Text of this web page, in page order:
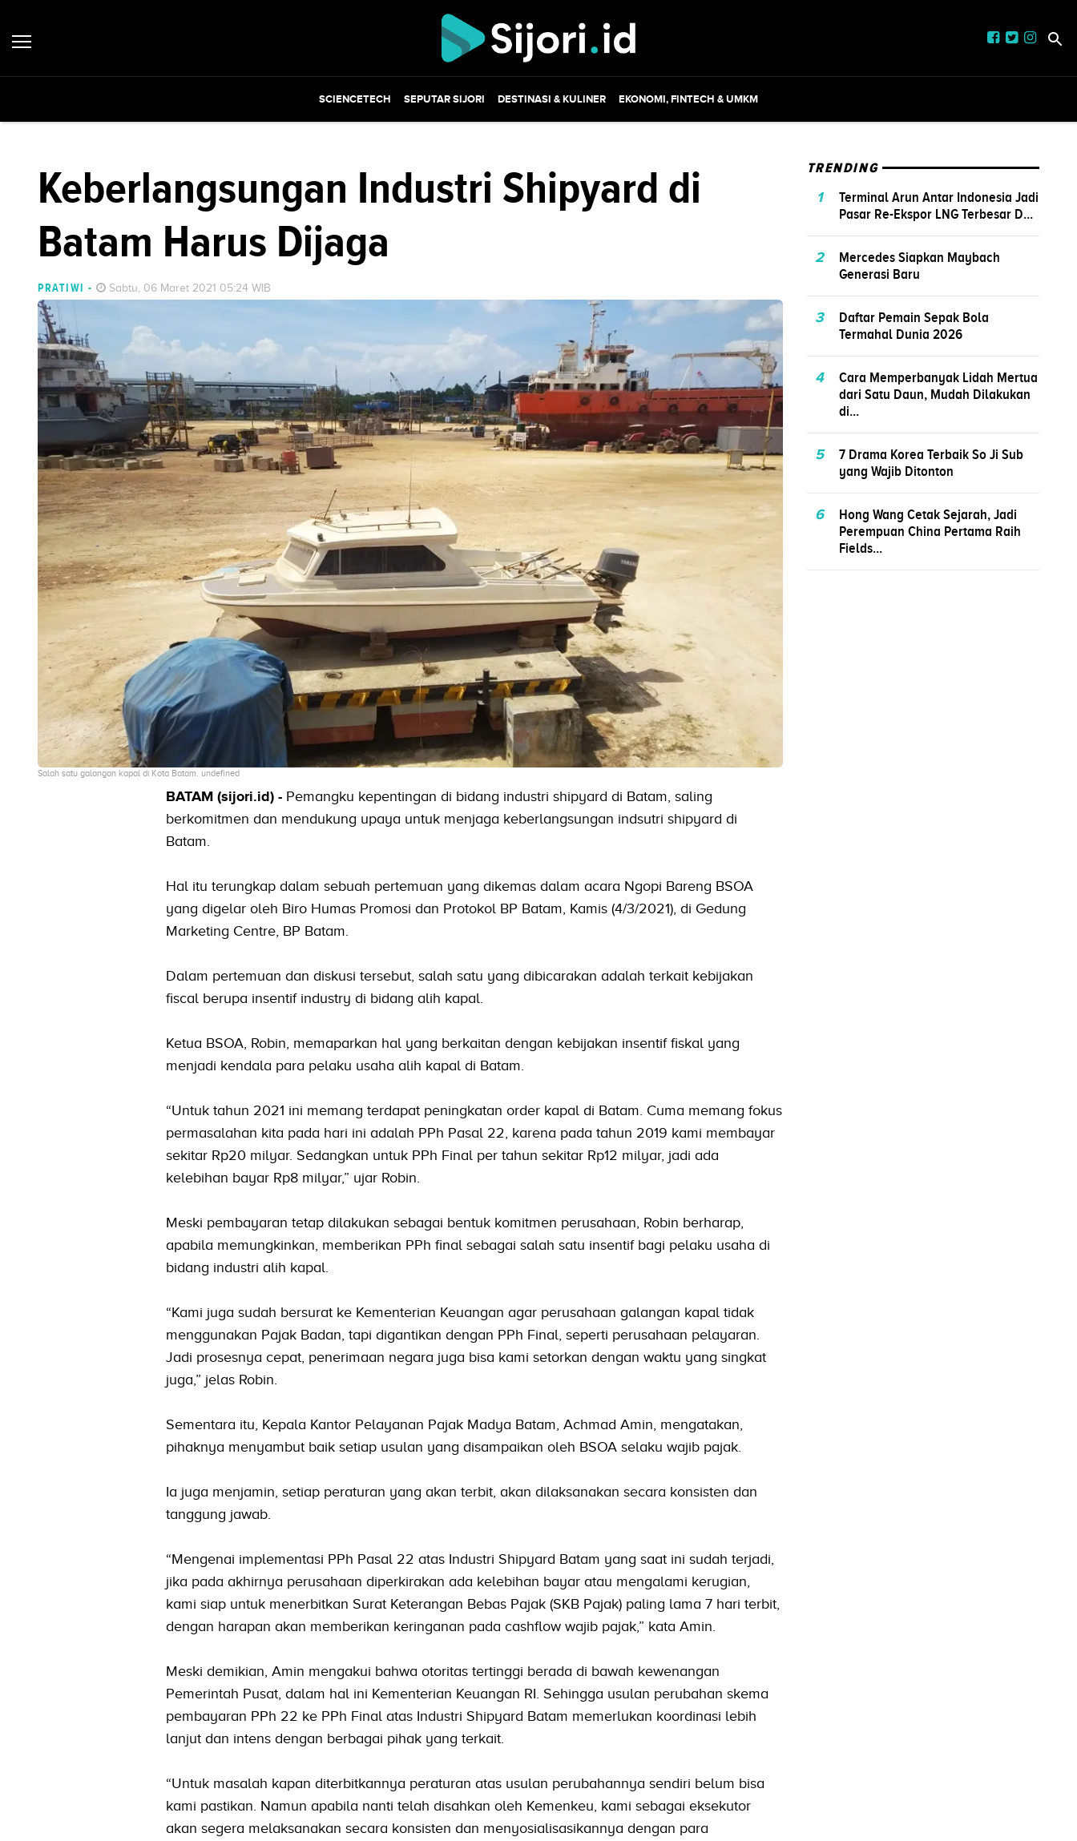
SCIENCETECH SEPUTAR SIJORI DESTINASI & KULINER EKONOMI, FINTECH & UMKM
Keberlangsungan Industri Shipyard di
Batam Harus Dijaga
PRATIWI - Sabtu, 06 Maret 2021 05:24 WIB
Salah satu galangan kapal di Kota Batam. undefined
BATAM (sijori.id) -Pemangku kepentingan di bidang industri shipyard di Batam, saling
berkomitmen dan mendukung upaya untuk menjaga keberlangsungan indsutri shipyard di
Batam.
Hal itu terungkap dalam sebuah pertemuan yang dikemas dalam acara Ngopi Bareng BSOA
yang digelar oleh Biro Humas Promosi dan Protokol BP Batam, Kamis (4/3/2021), di Gedung
Marketing Centre, BP Batam.
Dalam pertemuan dan diskusi tersebut, salah satu yang dibicarakan adalah terkait kebijakan
fiscal berupa insentif industry di bidang alih kapal.
Ketua BSOA, Robin, memaparkan hal yang berkaitan dengan kebijakan insentif fiskal yang
menjadi kendala para pelaku usaha alih kapal di Batam.
“Untuk tahun 2021 ini memang terdapat peningkatan order kapal di Batam. Cuma memang fokus
permasalahan kita pada hari ini adalah PPh Pasal 22, karena pada tahun 2019 kami membayar
sekitar Rp20 milyar. Sedangkan untuk PPh Final per tahun sekitar Rp12 milyar, jadi ada
kelebihan bayar Rp8 milyar,” ujar Robin.
Meski pembayaran tetap dilakukan sebagai bentuk komitmen perusahaan, Robin berharap,
apabila memungkinkan, memberikan PPh final sebagai salah satu insentif bagi pelaku usaha di
bidang industri alih kapal.
“Kami juga sudah bersurat ke Kementerian Keuangan agar perusahaan galangan kapal tidak
menggunakan Pajak Badan, tapi digantikan dengan PPh Final, seperti perusahaan pelayaran.
Jadi prosesnya cepat, penerimaan negara juga bisa kami setorkan dengan waktu yang singkat
juga,” jelas Robin.
Sementara itu, Kepala Kantor Pelayanan Pajak Madya Batam, Achmad Amin, mengatakan,
pihaknya menyambut baik setiap usulan yang disampaikan oleh BSOA selaku wajib pajak.
Ia juga menjamin, setiap peraturan yang akan terbit, akan dilaksanakan secara konsisten dan
tanggung jawab.
“Mengenai implementasi PPh Pasal 22 atas Industri Shipyard Batam yang saat ini sudah terjadi,
jika pada akhirnya perusahaan diperkirakan ada kelebihan bayar atau mengalami kerugian,
kami siap untuk menerbitkan Surat Keterangan Bebas Pajak (SKB Pajak) paling lama 7 hari terbit,
dengan harapan akan memberikan keringanan pada cashflow wajib pajak,” kata Amin.
Meski demikian, Amin mengakui bahwa otoritas tertinggi berada di bawah kewenangan
Pemerintah Pusat, dalam hal ini Kementerian Keuangan RI. Sehingga usulan perubahan skema
pembayaran PPh 22 ke PPh Final atas Industri Shipyard Batam memerlukan koordinasi lebih
lanjut dan intens dengan berbagai pihak yang terkait.
“Untuk masalah kapan diterbitkannya peraturan atas usulan perubahannya sendiri belum bisa
kami pastikan. Namun apabila nanti telah disahkan oleh Kemenkeu, kami sebagai eksekutor
akan segera melaksanakan secara konsisten dan menyosialisasikannya dengan para
TRENDING
1
Terminal Arun Antar Indonesia Jadi
Pasar Re-Ekspor LNG Terbesar D...
2
Mercedes Siapkan Maybach
Generasi Baru
3
Daftar Pemain Sepak Bola
Termahal Dunia 2026
4
Cara Memperbanyak Lidah Mertua
dari Satu Daun, Mudah Dilakukan
di...
5
7 Drama Korea Terbaik So Ji Sub
yang Wajib Ditonton
6
Hong Wang Cetak Sejarah, Jadi
Perempuan China Pertama Raih
Fields...